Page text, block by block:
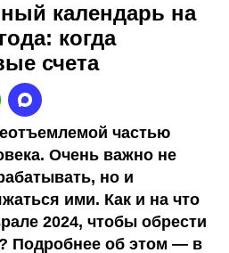
календарь на
когда
счета
частью
Очень важно не
но и
ими. Как и на что
2024, чтобы обрести
Подробнее об этом — в